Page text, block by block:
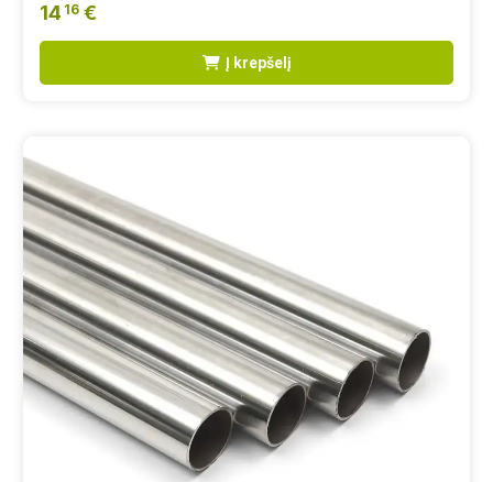
14 16 €
Į krepšelį